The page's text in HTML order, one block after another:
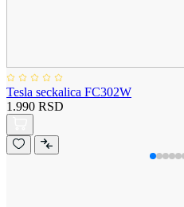
Tesla seckalica FC302W
1.990 RSD